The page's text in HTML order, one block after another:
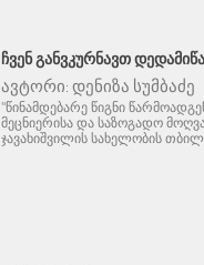
ᲩᲕᲔᲜ ᲒᲐᲜᲕᲙᲣᲠᲜᲐᲕᲗ
ავტორი: დენიზა სუმბაძე
"წინამდებარე წიგნი
მეცნიერისა და საზოგადო
ჯავახიშვილის სახელობის